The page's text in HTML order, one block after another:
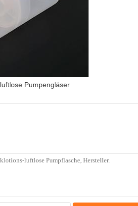
luftlose Pumpengläser